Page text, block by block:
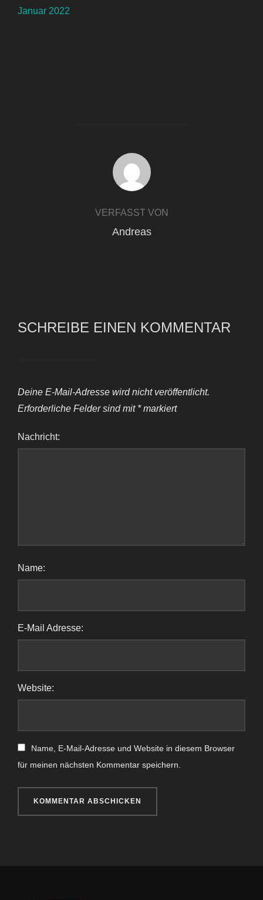
Januar 2022
BEITRAGSAUTOR
VERFASST VON
Andreas
SCHREIBE EINEN KOMMENTAR
Deine E-Mail-Adresse wird nicht veröffentlicht.
Erforderliche Felder sind mit *markiert
Nachricht:
Name:
E-Mail Adresse:
Website:
Name, E-Mail-Adresse und Website in diesem Browser
für meinen nächsten Kommentar speichern.